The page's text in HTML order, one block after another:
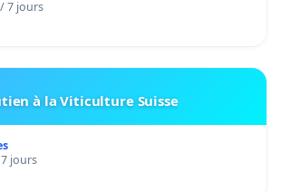
7 jours
à la Viticulture Suisse
jours